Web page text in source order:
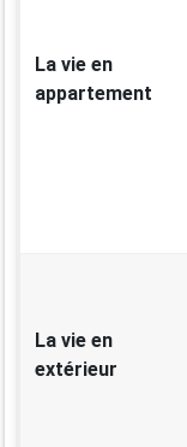
La vie en
appartement
La vie en
extérieur